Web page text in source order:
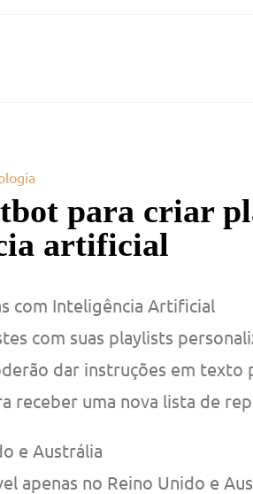
para criar
artificial
com Inteligência Artificial
com suas playlists
dar instruções em texto
receber uma nova lista de
e Austrália
apenas no Reino Unido e